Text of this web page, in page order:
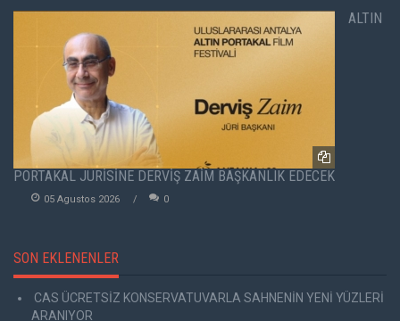
ALTIN
PORTAKAL JÜRİSİNE DERVİŞ ZAİM BAŞKANLIK EDECEK
05 Agustos 2026 0
SON EKLENENLER
CAS ÜCRETSİZ KONSERVATUVARLA SAHNENİN YENİ YÜZLERİ
ARANIYOR